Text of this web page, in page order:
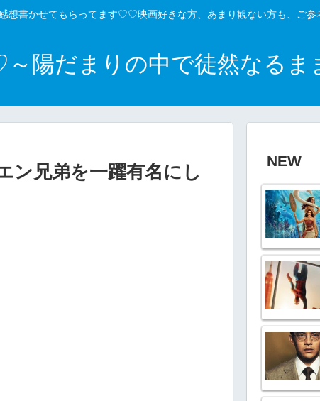
想書かせてもらってます♡♡映画好きな方、あまり観ない方も、ご
陽だまりの中で徒然なるま
ン兄弟を一躍有名にし
NEW